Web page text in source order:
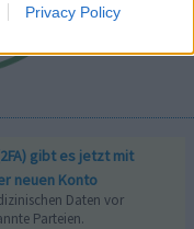
Privacy Policy
gibt es jetzt mit
neuen Konto
Daten vor
Parteien.